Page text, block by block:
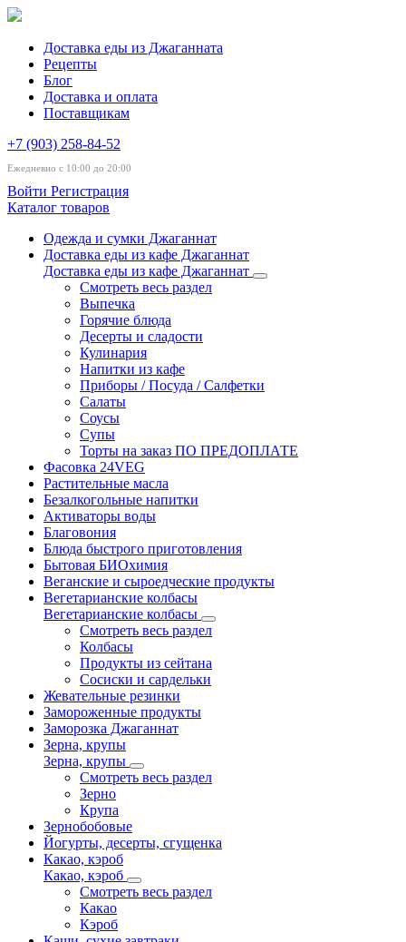
Доставка еды из Джаганната
Рецепты
Блог
Доставка и оплата
Поставщикам
+7 (903) 258-84-52
Ежедневно с 10:00 до 20:00
Войти Регистрация
Каталог товаров
Одежда и сумки Джаганнат
Доставка еды из кафе Джаганнат
Доставка еды из кафе Джаганнат
Смотреть весь раздел
Выпечка
Горячие блюда
Десерты и сладости
Кулинария
Напитки из кафе
Приборы / Посуда / Салфетки
Салаты
Соусы
Супы
Торты на заказ ПО ПРЕДОПЛАТЕ
Фасовка 24VEG
Растительные масла
Безалкогольные напитки
Активаторы воды
Благовония
Блюда быстрого приготовления
Бытовая БИОхимия
Веганские и сыроедческие продукты
Вегетарианские колбасы
Вегетарианские колбасы
Смотреть весь раздел
Колбасы
Продукты из сейтана
Сосиски и сардельки
Жевательные резинки
Замороженные продукты
Заморозка Джаганнат
Зерна, крупы
Зерна, крупы
Смотреть весь раздел
Зерно
Крупа
Зернобобовые
Йогурты, десерты, сгущенка
Какао, кэроб
Какао, кэроб
Смотреть весь раздел
Какао
Кэроб